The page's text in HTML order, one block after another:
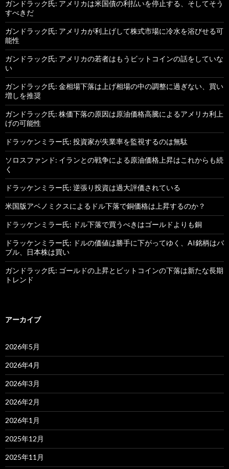
ガンドラック氏: アメリカは米国債の利払いを停止する、そしてそう
すべきだ
ガンドラック氏: アメリカが利上げして株式市場に冷水を浴びせる可
能性
ガンドラック氏: アメリカの若者はもうビットコインの話をしていな
い
ガンドラック氏: 金相場下落は上げ相場の中の調整に過ぎない、買い
増しを推奨
ガンドラック氏: 株価下落の原因は原油価格高騰によるアメリカ利上
げの可能性
ドラッケンミラー氏: 投資家が失業率を監視するのは無駄
ソロスファンド: イランとの戦争による原油価格上昇はこれからも続
く
ドラッケンミラー氏: 逆張り投資は過大評価されている
米国版アベノミクスによるドル下落で銅価格は上昇するのか？
ドラッケンミラー氏: ドル下落で買うべきはゴールドよりも銅
ドラッケンミラー氏: ドルの価値は勝手に下がってゆく、AI銘柄はバ
ブル、日本株は買い
ガンドラック氏: ゴールドの上昇とビットコインの下落は新たな長期
トレンド
アーカイブ
2026年5月
2026年4月
2026年3月
2026年2月
2026年1月
2025年12月
2025年11月